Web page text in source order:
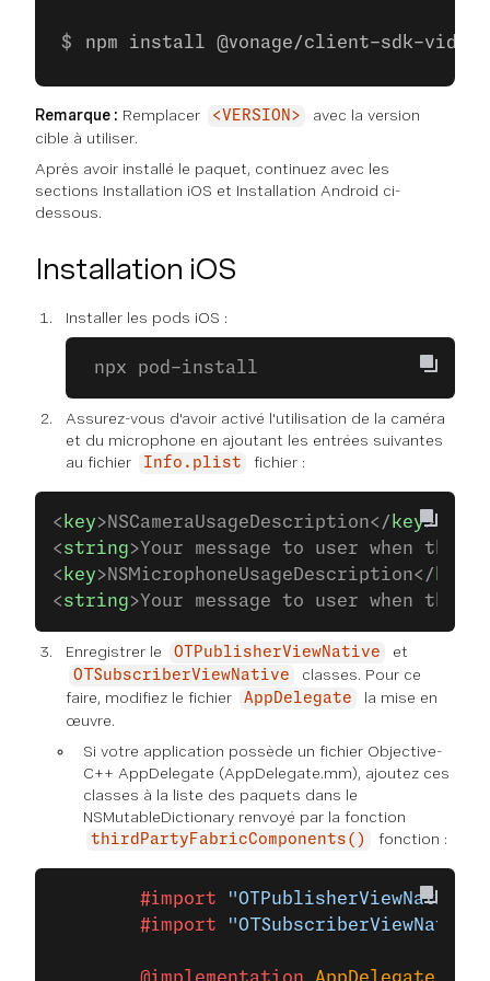
npm install @vonage/client-sdk-video-
Remarque : Remplacer <VERSION>
avec la version
cible à utiliser.
Après avoir installé le paquet, continuez avec les
sections Installation iOS et Installation Android ci-
dessous.
Installation iOS
Installer les pods iOS :
npx pod-install
Assurez-vous d'avoir activé l'utilisation de la caméra
et du microphone en ajoutant les entrées suivantes
au fichier
Info.plist fichier :
< key>NSCameraUsageDescription</ key>
<string>Your message to user when
< key>NSMicrophoneUsageDescription</
<string>Your message to user when
Enregistrer le OTPublisherViewNative et
OTSubscriberViewNative
classes. Pour ce
faire, modifiez le fichier
AppDelegate
la mise en
œuvre.
Si votre application possède un fichier Objective-
C++ AppDelegate (AppDelegate.mm), ajoutez ces
classes à la liste des paquets dans le
NSMutableDictionary renvoyé par la fonction
thirdPartyFabricComponents() fonction :
        #import
        #import